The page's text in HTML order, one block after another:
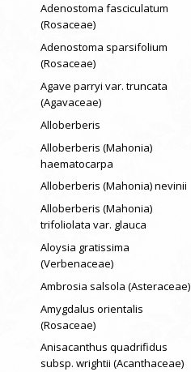
Adenostoma fasciculatum
(Rosaceae)
Adenostoma sparsifolium
(Rosaceae)
Agave parryi var. truncata
(Agavaceae)
Alloberberis
Alloberberis (Mahonia)
haematocarpa
Alloberberis (Mahonia) nevinii
Alloberberis (Mahonia)
trifoliolata var. glauca
Aloysia gratissima
(Verbenaceae)
Ambrosia salsola (Asteraceae)
Amygdalus orientalis
(Rosaceae)
Anisacanthus quadrifidus
subsp. wrightii (Acanthaceae)